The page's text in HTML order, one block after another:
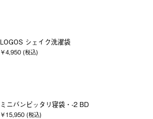
LOGOS シェイク洗濯袋
￥4,950 (税込)
ミニバンピッタリ寝袋・-2 BD
￥15,950 (税込)